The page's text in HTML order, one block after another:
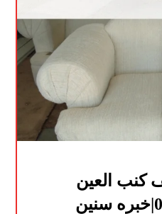
كنب العين